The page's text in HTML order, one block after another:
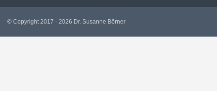
© Copyright 2017 - 2026 Dr. Susanne Börner